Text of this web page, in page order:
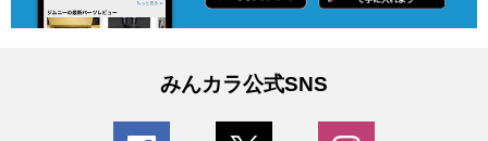
みんカラ公式SNS